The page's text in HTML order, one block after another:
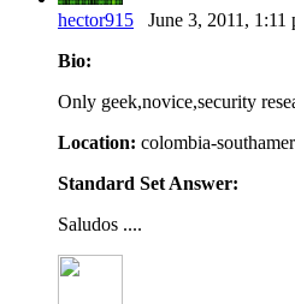
hector915 June 3, 2011, 1:11
Bio:
Only geek,novice,security
Location: colombia-
Standard Set Answer:
Saludos ....